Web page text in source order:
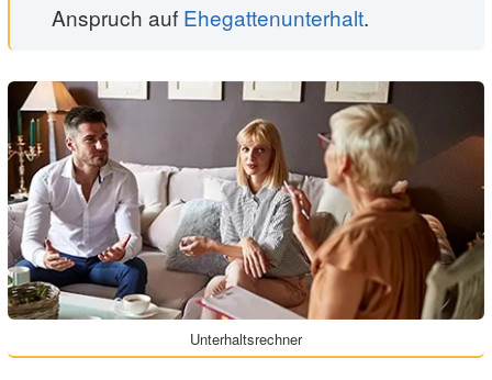
Anspruch auf Ehegattenunterhalt.
Unterhaltsrechner